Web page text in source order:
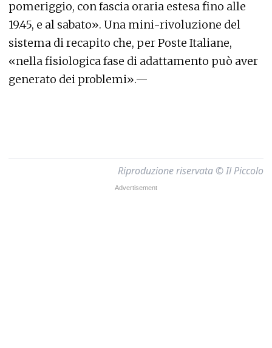
pomeriggio, con fascia oraria estesa fino alle
19.45, e al sabato». Una mini-rivoluzione del
sistema di recapito che, per Poste Italiane,
«nella fisiologica fase di adattamento può aver
generato dei problemi».—
Riproduzione riservata © Il Piccolo